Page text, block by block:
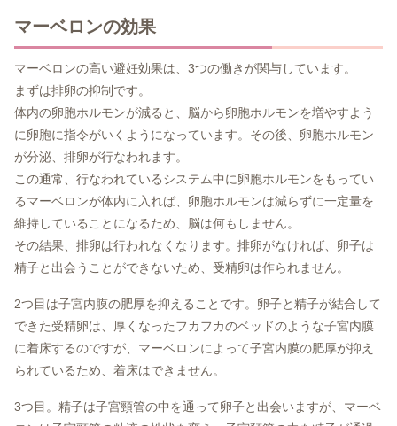
マーベロンの効果
マーベロンの高い避妊効果は、3つの働きが関与しています。
まずは排卵の抑制です。
体内の卵胞ホルモンが減ると、脳から卵胞ホルモンを増やすよう
に卵胞に指令がいくようになっています。その後、卵胞ホルモン
が分泌、排卵が行なわれます。
この通常、行なわれているシステム中に卵胞ホルモンをもってい
るマーベロンが体内に入れば、卵胞ホルモンは減らずに一定量を
維持していることになるため、脳は何もしません。
その結果、排卵は行われなくなります。排卵がなければ、卵子は
精子と出会うことができないため、受精卵は作られません。
2つ目は子宮内膜の肥厚を抑えることです。卵子と精子が結合して
できた受精卵は、厚くなったフカフカのベッドのような子宮内膜
に着床するのですが、マーベロンによって子宮内膜の肥厚が抑え
られているため、着床はできません。
3つ目。精子は子宮頸管の中を通って卵子と出会いますが、マーベ